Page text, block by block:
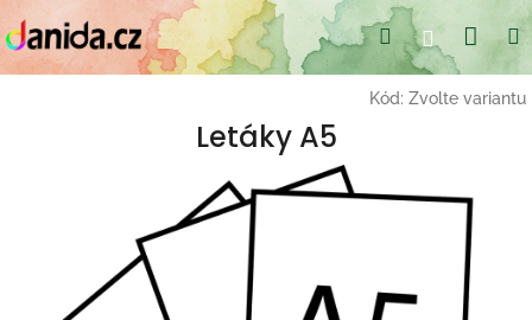
na
obsah
HledatPřihlášení
Kód: Zvolte variantu
Letáky A5